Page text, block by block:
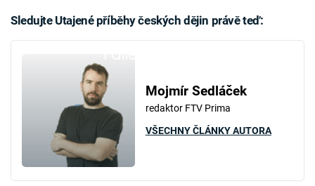
Sledujte Utajené příběhy českých dějin právě teď:
Mojmír Sedláček
redaktor FTV Prima
VŠECHNY ČLÁNKY AUTORA